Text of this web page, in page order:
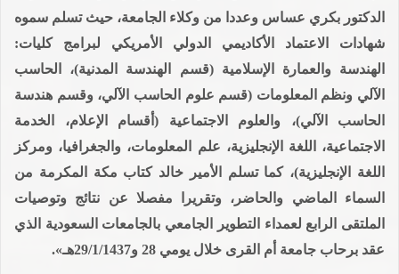
الدكتور بكري عساس وعددا من وكلاء الجامعة، حيث تسلم سموه
شهادات الاعتماد الأكاديمي الدولي الأمريكي لبرامج كليات:
الهندسة والعمارة الإسلامية (قسم الهندسة المدنية)، الحاسب
الآلي ونظم المعلومات (قسم علوم الحاسب الآلي، وقسم هندسة
الحاسب الآلي)، والعلوم الاجتماعية (أقسام الإعلام، الخدمة
الاجتماعية، اللغة الإنجليزية، علم المعلومات، والجغرافيا، ومركز
اللغة الإنجليزية)، كما تسلم الأمير خالد كتاب مكة المكرمة من
السماء الماضي والحاضر، وتقريرا مفصلا عن نتائج وتوصيات
الملتقى الرابع لعمداء التطوير الجامعي بالجامعات السعودية الذي
عقد برحاب جامعة أم القرى خلال يومي 28 و29/1/1437هـ».